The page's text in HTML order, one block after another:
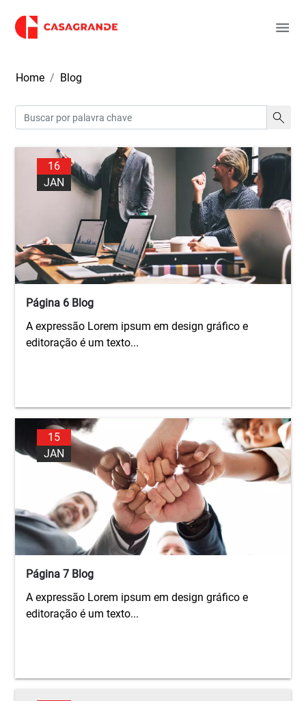
Home Blog
16
JAN
Página 6 Blog
A expressão Lorem ipsum em design gráfico e
editoração é um texto...
15
JAN
Página 7 Blog
A expressão Lorem ipsum em design gráfico e
editoração é um texto...